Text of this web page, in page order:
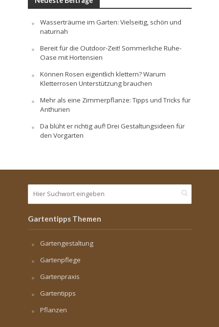
Wasserträume im Garten: Vielseitig, schön und
naturnah
Bereit für die Outdoor-Zeit! Sommerliche Ruhe-
Oase mit Hortensien
Können Rosen eigentlich klettern? Warum
Kletterrosen Unterstützung brauchen
Mehr als eine Zimmerpflanze: Tipps und Tricks für
Anthurien
Da blüht er richtig auf! Drei Gestaltungsideen für
den Vorgarten
Gartentipps Themen
Gartengestaltung
Gartenpflege
Gartenpraxis
Gartentipps
Pflanzen